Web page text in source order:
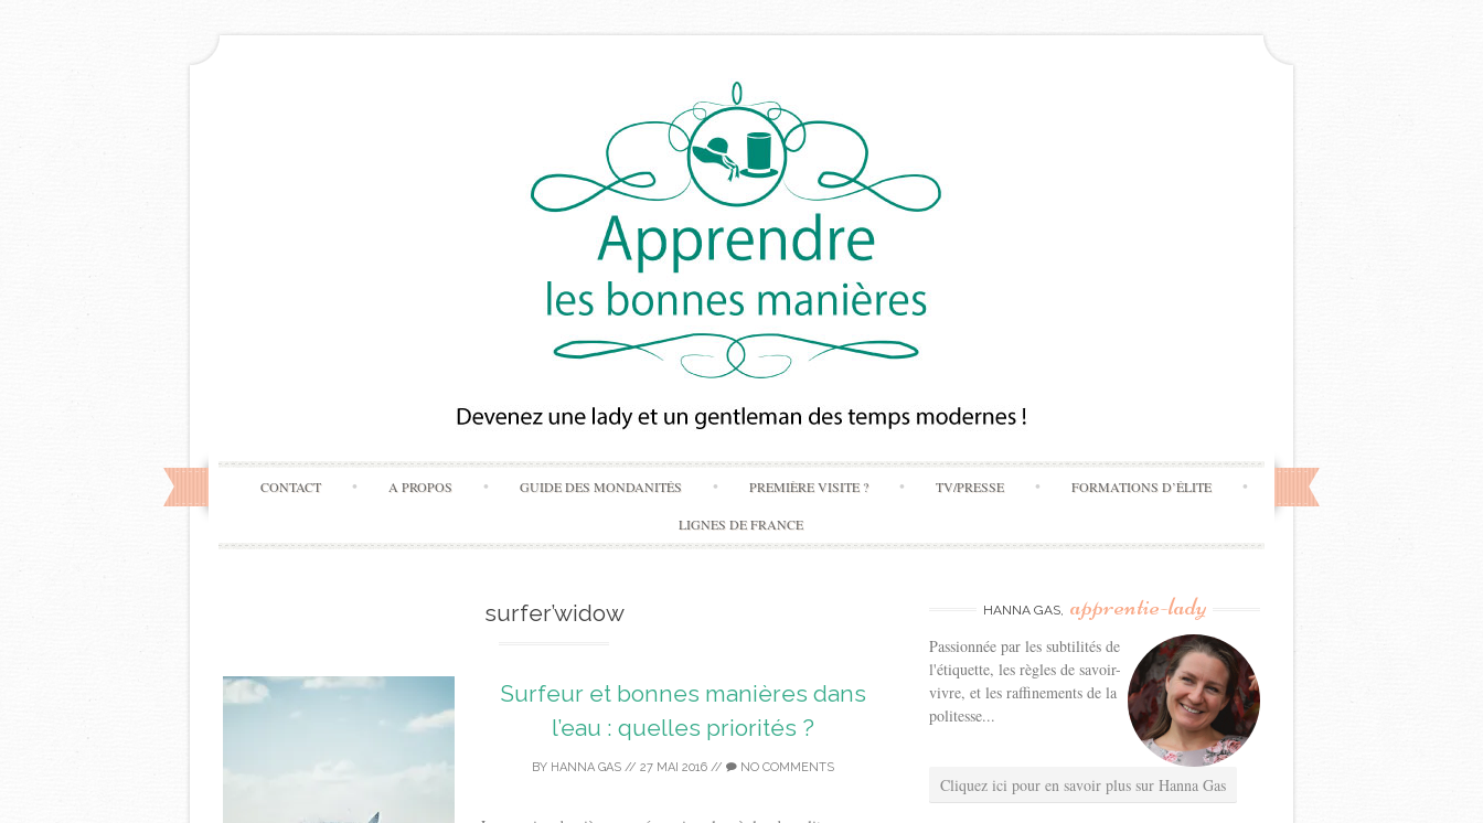
Skip
to
content
CONTACT A PROPOS GUIDE DES MONDANITÉS PREMIÈRE VISITE ? TV/PRESSE FORMATIONS D’ÉLITE
LIGNES DE FRANCE
surfer’widow
Surfeur et bonnes manières dans
l’eau : quelles priorités ?
BY HANNA GAS // 27 MAI 2016 // NO COMMENTS
HANNA GAS, apprentie-lady
Passionnée par les subtilités de
l'étiquette, les règles de savoir-
vivre, et les raffinements de la
politesse...
Cliquez ici pour en savoir plus sur Hanna Gas